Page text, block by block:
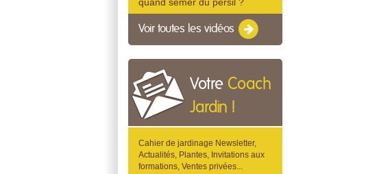
Voir toutes les vidéos
Votre Coach
Jardin !
Cahier de jardinage Newsletter,
Actualités, Plantes, Invitations aux
formations, Ventes privées...